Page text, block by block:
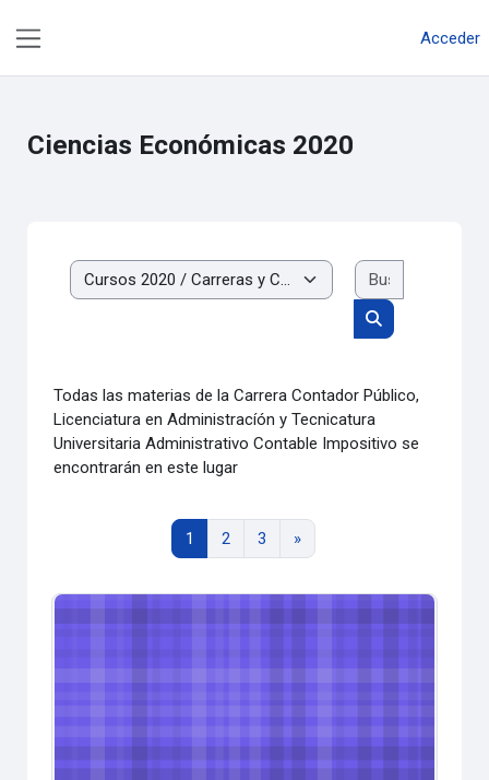
Acceder
Ciencias Económicas 2020
Categorías
Buscar cursos
Todas las materias de la Carrera Contador Público,
Licenciatura en Administracíón y Tecnicatura
Universitaria Administrativo Contable Impositivo se
encontrarán en este lugar
1 Página 1
2 Página 2
3 Página 3
»Siguiente página
IMPUESTOS - Examenes